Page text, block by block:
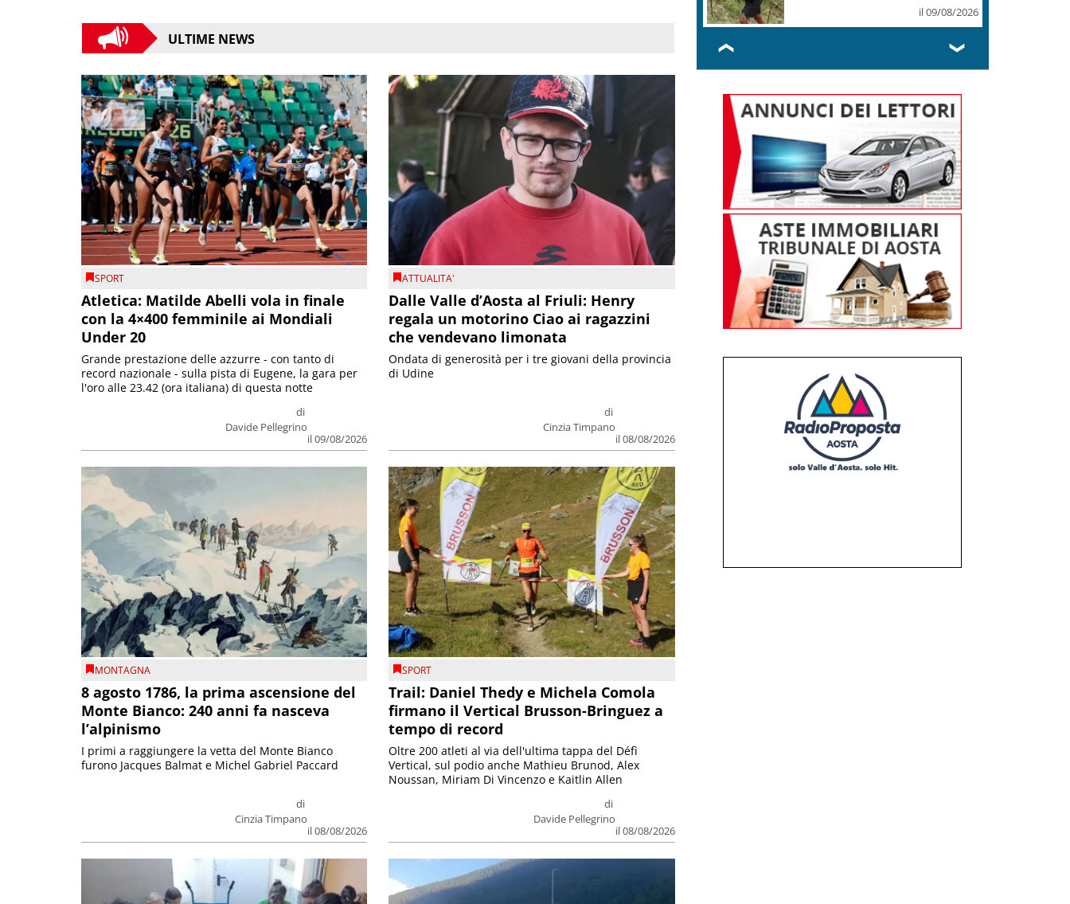
ULTIME NEWS
SPORT
Atletica: Matilde Abelli vola in finale
con la 4×400 femminile ai Mondiali
Under 20
di
Davide Pellegrino
il 09/08/2026
Grande prestazione delle azzurre - con tanto di
record nazionale - sulla pista di Eugene, la gara per
l'oro alle 23.42 (ora italiana) di questa notte
ATTUALITA'
Dalle Valle d’Aosta al Friuli: Henry
regala un motorino Ciao ai ragazzini
che vendevano limonata
di
Cinzia Timpano
il 08/08/2026
Ondata di generosità per i tre giovani della provincia
di Udine
MONTAGNA
8 agosto 1786, la prima ascensione del
Monte Bianco: 240 anni fa nasceva
l’alpinismo
di
Cinzia Timpano
il 08/08/2026
I primi a raggiungere la vetta del Monte Bianco
furono Jacques Balmat e Michel Gabriel Paccard
SPORT
Trail: Daniel Thedy e Michela Comola
firmano il Vertical Brusson-Bringuez a
tempo di record
di
Davide Pellegrino
il 08/08/2026
Oltre 200 atleti al via dell'ultima tappa del Défì
Vertical, sul podio anche Mathieu Brunod, Alex
Noussan, Miriam Di Vincenzo e Kaitlin Allen
il 09/08/2026
❮ ❯